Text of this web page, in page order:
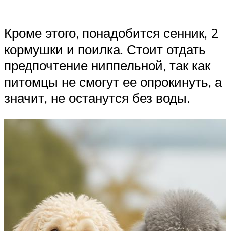
Кроме этого, понадобится сенник, 2
кормушки и поилка. Стоит отдать
предпочтение ниппельной, так как
питомцы не смогут ее опрокинуть, а
значит, не останутся без воды.